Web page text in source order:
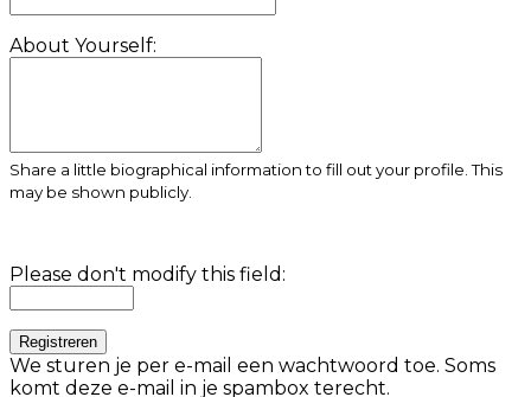
About Yourself:
Share a little biographical information to fill out your profile. This
may be shown publicly.
Please don't modify this field:
We sturen je per e-mail een wachtwoord toe. Soms
komt deze e-mail in je spambox terecht.